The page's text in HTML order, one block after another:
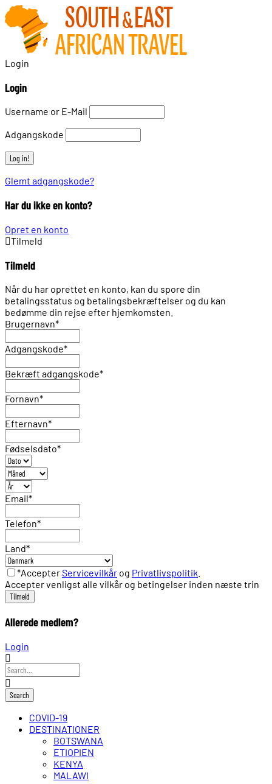
Login
Login
Username or E-Mail
Adgangskode
Glemt adgangskode?
Har du ikke en konto?
Opret en konto
Tilmeld
Tilmeld
Når du har oprettet en konto, kan du spore din
betalingsstatus og betalingsbekræftelser og du kan
bedømme din rejse efter hjemkomsten.
Brugernavn*
Adgangskode*
Bekræft adgangskode*
Fornavn*
Efternavn*
Fødselsdato*
Email*
Telefon*
Land*
*AccepterServicevilkår og Privatlivspolitik
Accepter venligst alle vilkår og betingelser inden næste trin
Allerede medlem?
Login
COVID-19
DESTINATIONER
BOTSWANA
ETIOPIEN
KENYA
MALAWI